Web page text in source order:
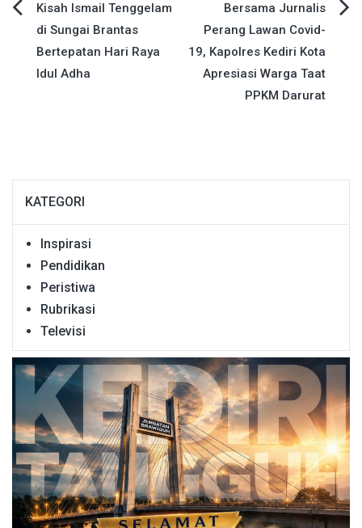
Navigasi
pos
Kisah Ismail Tenggelam
di Sungai Brantas
Bertepatan Hari Raya
Idul Adha
Bersama Jurnalis
Perang Lawan Covid-
19, Kapolres Kediri Kota
Apresiasi Warga Taat
PPKM Darurat
KATEGORI
Inspirasi
Pendidikan
Peristiwa
Rubrikasi
Televisi